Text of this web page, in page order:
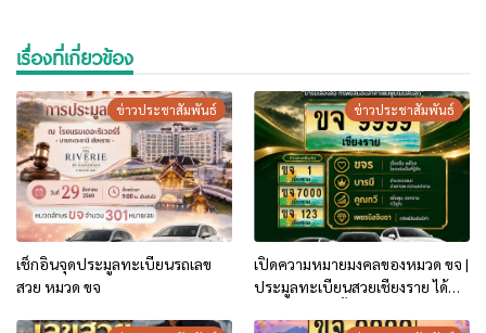
เรื่องที่เกี่ยวข้อง
ข่าวประชาสัมพันธ์
เช็กอินจุดประมูลทะเบียนรถเลข
สวย หมวด ขจ
ข่าวประชาสัมพันธ์
เปิดความหมายมงคลของหมวด ขจ |
ประมูลทะเบียนสวยเชียงราย ได้